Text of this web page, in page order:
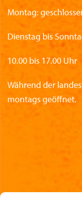
Montag:
Dienstag bis
10.00 bis 17.00 Uhr
Während der
montags geöffnet.